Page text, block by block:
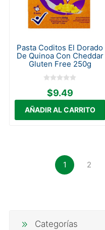
Pasta Coditos El Dorado
De Quinoa Con Cheddar
Gluten Free 250g
$9.49
1 2
Categorías